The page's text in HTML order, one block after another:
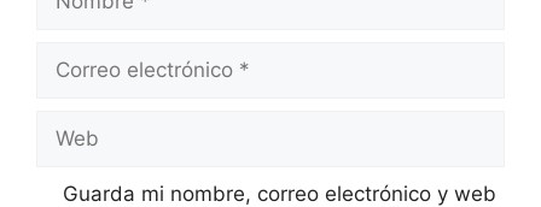
Correo
Web
Guarda mi nombre, correo electrónico y web